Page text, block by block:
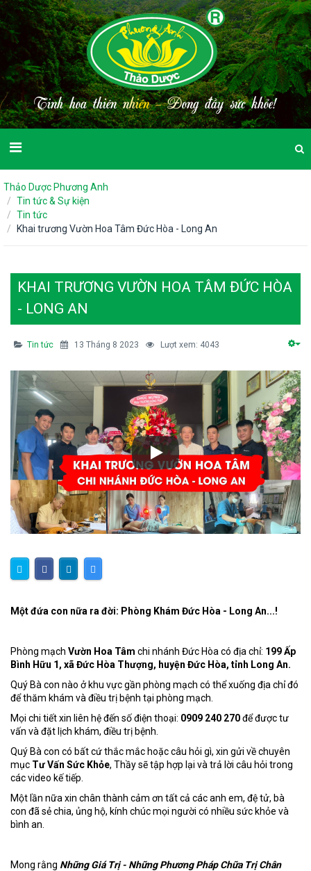
Tinh hoa thiên nhiên - Đong đầy sức khỏe!
Thảo Dược Phương Anh
Tin tức & Sự kiện
Tin tức
Khai trương Vườn Hoa Tâm Đức Hòa - Long An
KHAI TRƯƠNG VƯỜN HOA TÂM ĐỨC HÒA
- LONG AN
Tin tức 13 Tháng 8 2023 Lượt xem: 4043
Một đứa con nữa ra đời: Phòng Khám Đức Hòa - Long An...!
Phòng mạch Vườn Hoa Tâm chi nhánh Đức Hòa có địa chỉ: 199 Ấp
Bình Hữu 1, xã Đức Hòa Thượng, huyện Đức Hòa, tỉnh Long An.
Quý Bà con nào ở khu vực gần phòng mạch có thể xuống địa chỉ đó
để thăm khám và điều trị bệnh tại phòng mạch.
Mọi chi tiết xin liên hệ đến số điện thoại: 0909 240 270để được tư
vấn và đặt lịch khám, điều trị bệnh.
Quý Bà con có bất cứ thắc mắc hoặc câu hỏi gì, xin gửi về chuyên
mục Tư Vấn Sức Khỏe, Thầy sẽ tập hợp lại và trả lời câu hỏi trong
các video kế tiếp.
Một lần nữa xin chân thành cảm ơn tất cả các anh em, đệ tử, bà
con đã sẻ chia, ủng hộ, kính chúc mọi người có nhiều sức khỏe và
bình an.
Mong rằng Những Giá Trị - Những Phương Pháp Chữa Trị Chân